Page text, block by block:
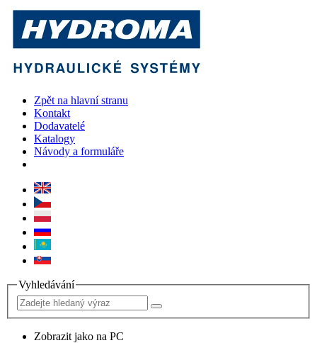
Zpět na hlavní stranu
Kontakt
Dodavatelé
Katalogy
Návody a formuláře
Vyhledávání
Zobrazit jako na PC